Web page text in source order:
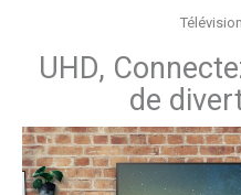
UHD,
de